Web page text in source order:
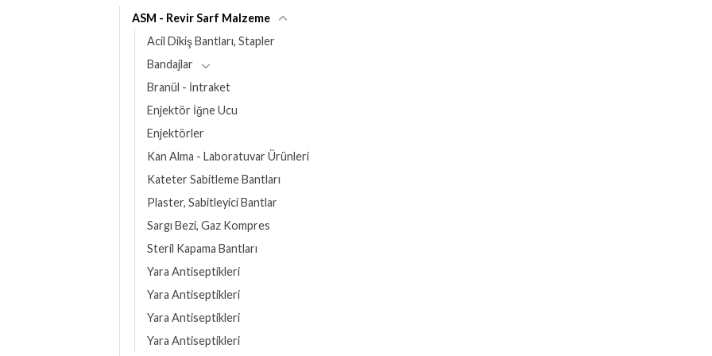
ASM - Revir Sarf Malzeme
Acil Dikiş Bantları, Stapler
Bandajlar
Branül - İntraket
Enjektör İğne Ucu
Enjektörler
Kan Alma - Laboratuvar Ürünleri
Kateter Sabitleme Bantları
Plaster, Sabitleyici Bantlar
Sargı Bezi, Gaz Kompres
Steril Kapama Bantları
Yara Antiseptikleri
Yara Antiseptikleri
Yara Antiseptikleri
Yara Antiseptikleri